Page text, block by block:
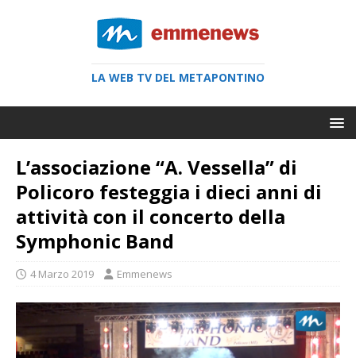
LA WEB TV DEL METAPONTINO
L’associazione “A. Vessella” di
Policoro festeggia i dieci anni di
attività con il concerto della
Symphonic Band
4 Marzo 2019 Emmenews